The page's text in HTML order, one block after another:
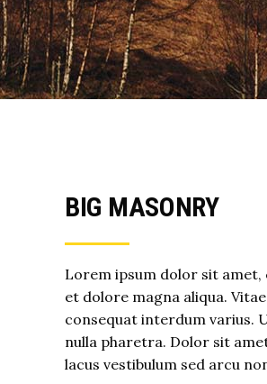
BIG MASONRY
Lorem ipsum dolor sit
et dolore magna aliqua.
consequat interdum varius.
nulla pharetra. Dolor sit
lacus vestibulum sed arcu